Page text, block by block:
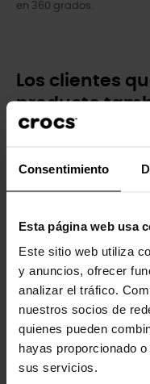
Consentimiento
Esta página web usa
Este sitio web utiliza
y anuncios, ofrecer
analizar el tráfico.
nuestros socios de
quienes pueden
hayas proporcionado
sus servicios.
en 360 grados.
Los clientes
producto
Zuecos de niños
49,99 € 39,99 €